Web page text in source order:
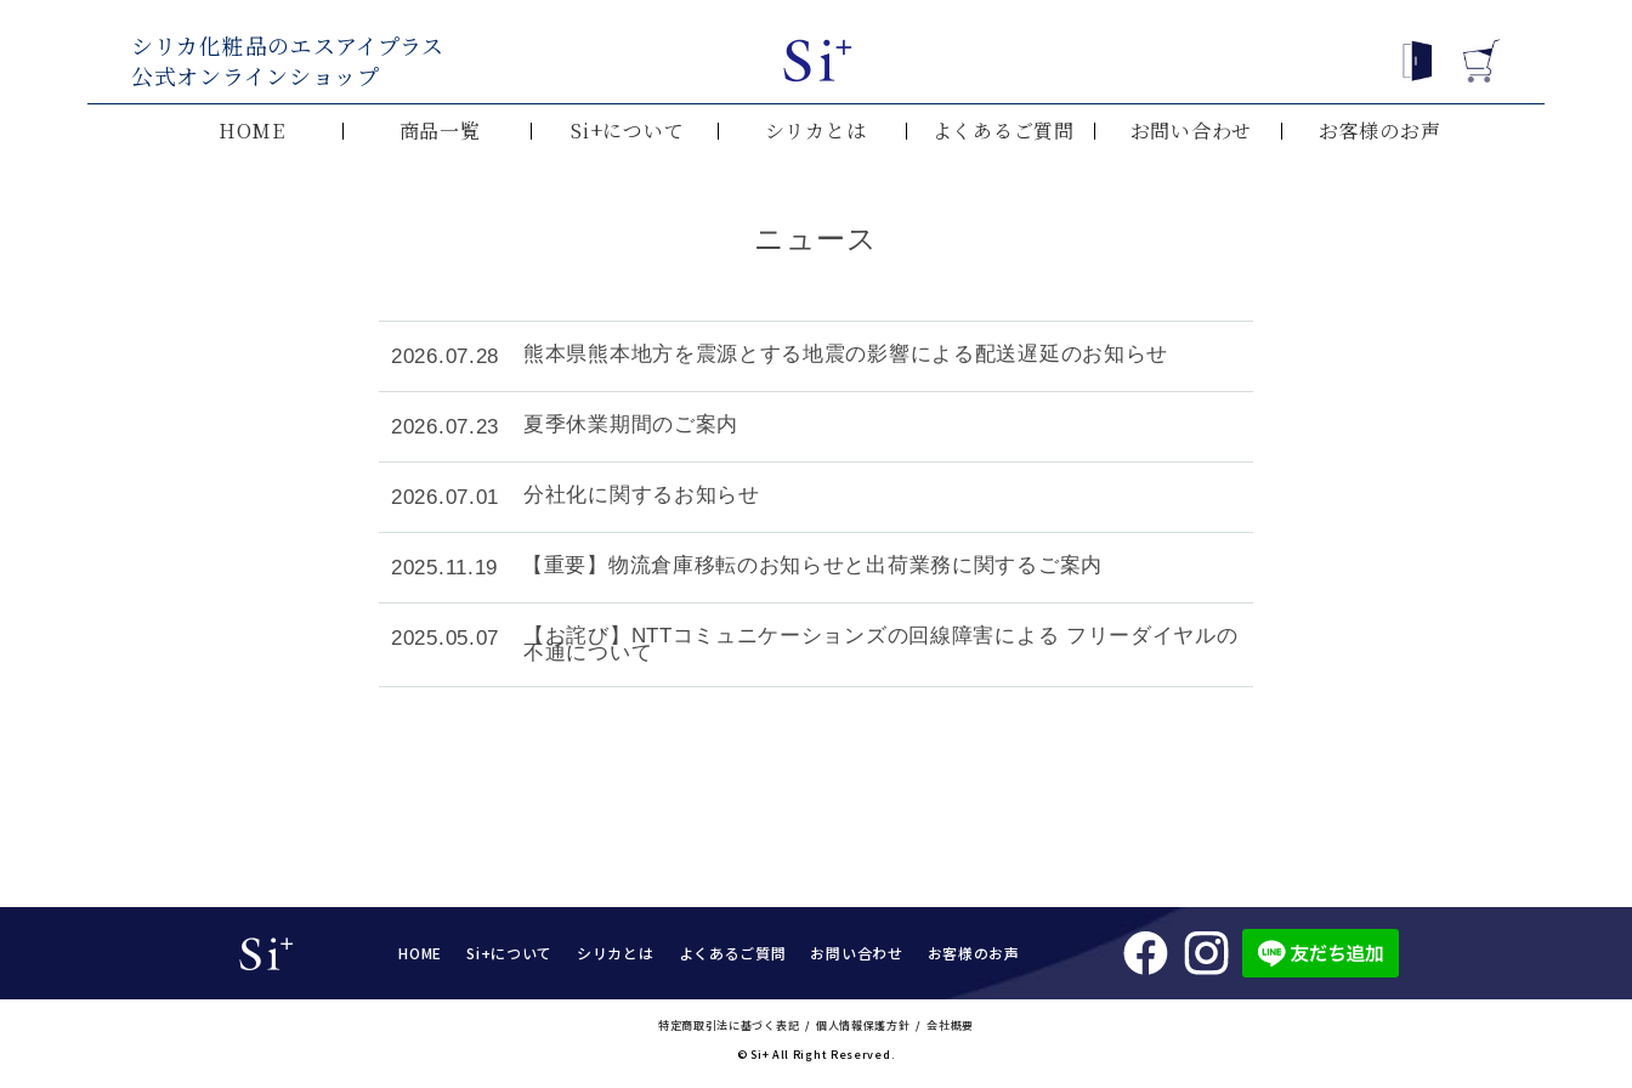
HOME 商品一覧 Si+について シリカとは よくあるご質問 お問い合わせ お客様のお声
シリカ化粧品のエスアイプラス
公式オンラインショップ
ニュース
2026.07.28 熊本県熊本地方を震源とする地震の影響による配送遅延のお知らせ
2026.07.23 夏季休業期間のご案内
2026.07.01 分社化に関するお知らせ
2025.11.19 【重要】物流倉庫移転のお知らせと出荷業務に関するご案内
2025.05.07 【お詫び】NTTコミュニケーションズの回線障害による フリーダイヤルの
不通について
HOME Si+について シリカとは よくあるご質問 お問い合わせ お客様のお声
特定商取引法に基づく表記 個人情報保護方針
会社概要
© Si+ All Right Reserved.